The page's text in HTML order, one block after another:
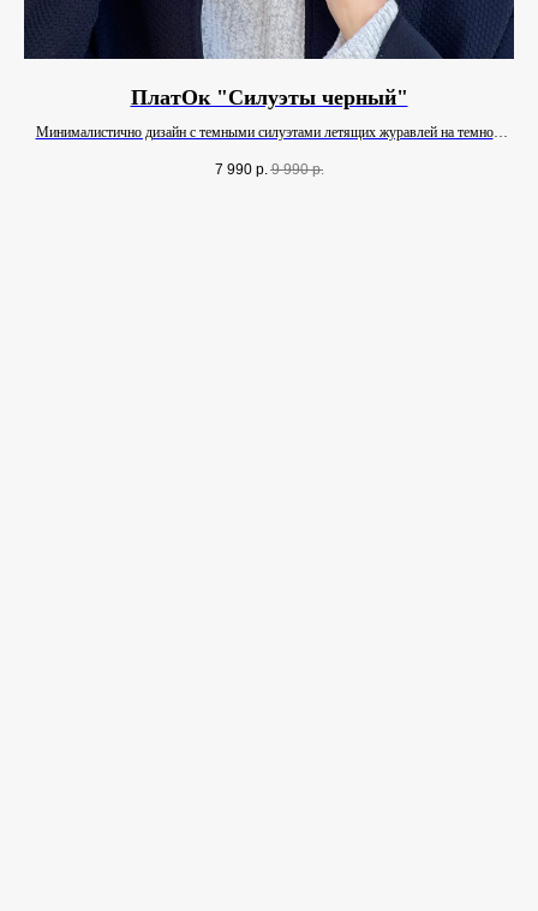
ПлатОк "Силуэты черный"
Минималистично дизайн с темными силуэтами летящих журавлей на темном
7 990 р. 9 990 р.